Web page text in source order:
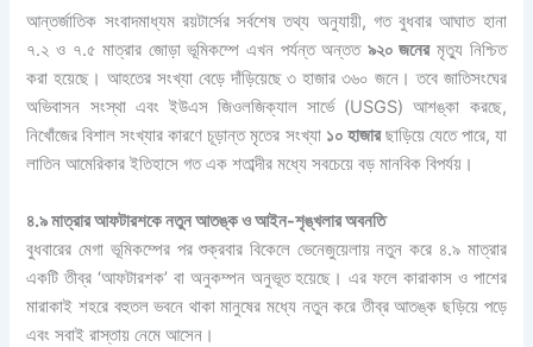
বিনোদন
ভ্রমণ টিপস এবং গাইড
তথ্য প্রযুক্তি
লাইফ স্টাইল
শিক্ষাঙ্গন
X
আন্তর্জাতিক সংবাদমাধ্যম রয়টার্সের সর্বশেষ তথ্য অনুযায়ী, গত বুধবার আঘাত হানা
৭.২ ও ৭.৫ মাত্রার জোড়া ভূমিকম্পে এখন পর্যন্ত অন্তত ৯২০ জনেরমৃত্যু নিশ্চিত
করা হয়েছে। আহতের সংখ্যা বেড়ে দাঁড়িয়েছে ৩ হাজার ৩৬০ জনে। তবে জাতিসংঘের
অভিবাসন সংস্থা এবং ইউএস জিওলজিক্যাল সার্ভে (USGS) আশঙ্কা করছে,
নিখোঁজের বিশাল সংখ্যার কারণে চূড়ান্ত মৃতের সংখ্যা ১০ হাজারছাড়িয়ে যেতে পারে, যা
লাতিন আমেরিকার ইতিহাসে গত এক শতাব্দীর মধ্যে সবচেয়ে বড় মানবিক বিপর্যয়।
৪.৯ মাত্রার আফটারশকে নতুন আতঙ্ক ও আইন-শৃঙ্খলার অবনতি
বুধবারের মেগা ভূমিকম্পের পর শুক্রবার বিকেলে ভেনেজুয়েলায় নতুন করে ৪.৯ মাত্রার
একটি তীব্র ‘আফটারশক’ বা অনুকম্পন অনুভূত হয়েছে। এর ফলে কারাকাস ও পাশের
মারাকাই শহরে বহুতল ভবনে থাকা মানুষের মধ্যে নতুন করে তীব্র আতঙ্ক ছড়িয়ে পড়ে
এবং সবাই রাস্তায় নেমে আসেন।